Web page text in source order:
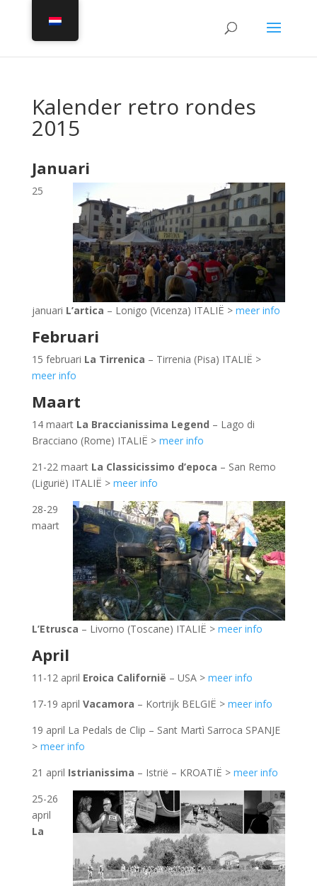
Kalender retro rondes
2015
Januari
25
januari L’artica – Lonigo (Vicenza) ITALIË > meer info
Februari
15 februari La Tirrenica – Tirrenia (Pisa) ITALIË >
meer info
Maart
14 maart La Braccianissima Legend – Lago di
Bracciano (Rome) ITALIË > meer info
21-22 maart La Classicissimo d’epoca – San Remo
(Ligurië) ITALIË > meer info
28-29
maart
L’Etrusca – Livorno (Toscane) ITALIË > meer info
April
11-12 april Eroica Californië – USA > meer info
17-19 april Vacamora – Kortrijk BELGIË > meer info
19 april La Pedals de Clip – Sant Martì Sarroca SPANJE
> meer info
21 april Istrianissima – Istrië – KROATIË > meer info
25-26
april
La